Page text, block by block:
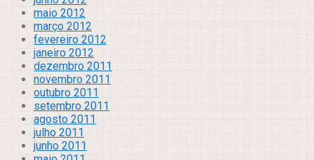
maio 2012
março 2012
fevereiro 2012
janeiro 2012
dezembro 2011
novembro 2011
outubro 2011
setembro 2011
agosto 2011
julho 2011
junho 2011